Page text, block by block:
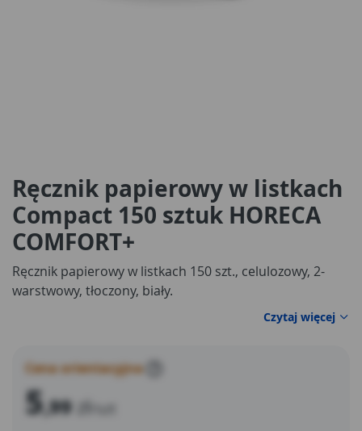
Ręcznik papierowy w listkach
Compact 150 sztuk HORECA
COMFORT+
Ręcznik papierowy w listkach 150 szt., celulozowy, 2-
warstwowy, tłoczony, biały.
Czytaj więcej
Cena orientacyjna
5,99 zł